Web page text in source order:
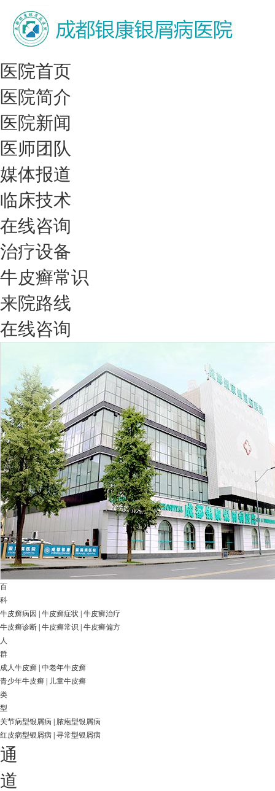
医院首页
医院简介
医院新闻
医师团队
媒体报道
临床技术
在线咨询
治疗设备
牛皮癣常识
来院路线
在线咨询
百
科
牛皮癣病因
牛皮癣症状 牛皮癣治疗
牛皮癣诊断 牛皮癣常识
牛皮癣偏方
人
群
成人牛皮癣 中老年牛皮癣
青少年牛皮癣
儿童牛皮癣
类
型
关节病型银屑病
脓疱型银屑病
红皮病型银屑病 寻常型银屑病
通
道